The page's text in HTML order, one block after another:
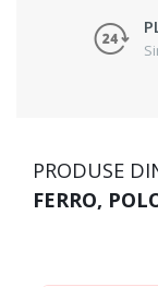
PRODUSE
FERRO,